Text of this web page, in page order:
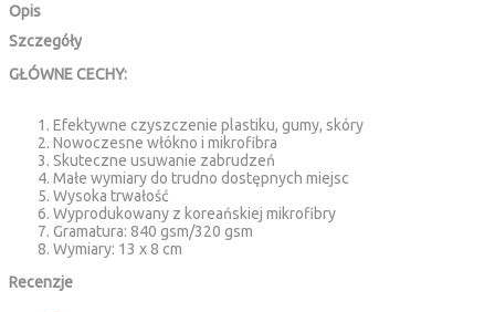
Opis
Szczegóły
GŁÓWNE CECHY:
Efektywne czyszczenie plastiku, gumy, skóry
Nowoczesne włókno i mikrofibra
Skuteczne usuwanie zabrudzeń
Małe wymiary do trudno dostępnych miejsc
Wysoka trwałość
Wyprodukowany z koreańskiej mikrofibry
Gramatura: 840 gsm/320 gsm
Wymiary: 13 x 8 cm
Recenzje